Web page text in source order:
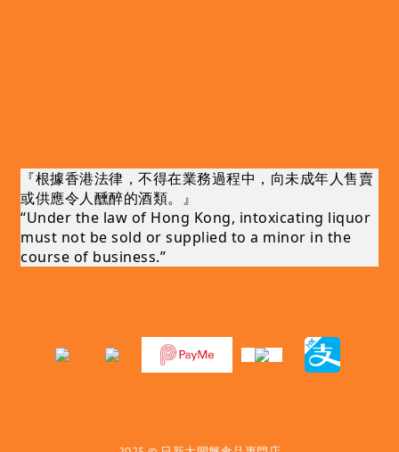
『根據香港法律，不得在業務過程中，向未成年人售賣
或供應令人醺醉的酒類。』
“Under the law of Hong Kong, intoxicating liquor
must not be sold or supplied to a minor in the
course of business.”